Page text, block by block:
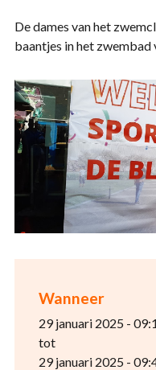
Wanneer
29 januari 2025 -
tot
29 januari 2025 -
De dames van het
baantjes in het zwembad